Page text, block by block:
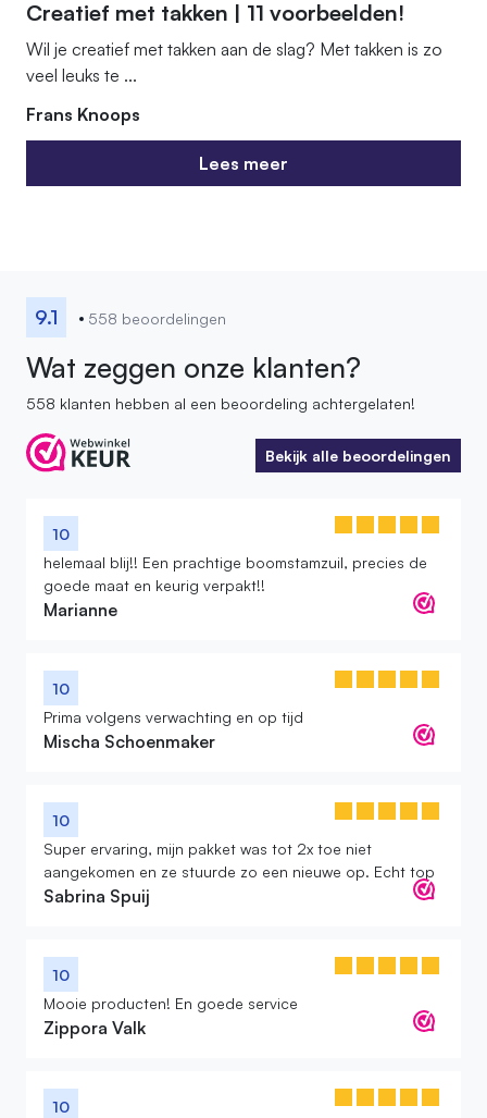
Creatief met takken | 11 voorbeelden!
Wil je creatief met takken aan de slag? Met takken is zo
veel leuks te ...
Frans Knoops
Lees meer
Lees meer
9.1 558 beoordelingen
Wat zeggen onze klanten?
558 klanten hebben al een beoordeling achtergelaten!
Bekijk alle beoordelingen
Bekijk alle beoordelingen
10
helemaal blij!! Een prachtige boomstamzuil, precies de
goede maat en keurig verpakt!!
Marianne
10
Prima volgens verwachting en op tijd
Mischa Schoenmaker
10
Super ervaring, mijn pakket was tot 2x toe niet
aangekomen en ze stuurde zo een nieuwe op. Echt top
Sabrina Spuij
10
Mooie producten! En goede service
Zippora Valk
10